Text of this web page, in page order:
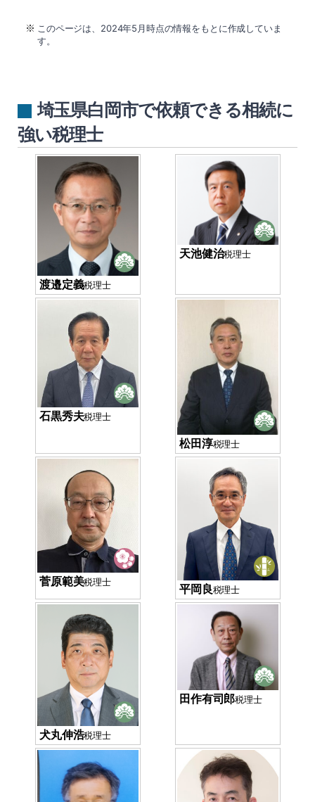
このページは、2024年5月時点の情報をもとに作成していま
す。
埼玉県白岡市で依頼できる相続に
強い税理士
渡邉定義税理士
天池健治税理士
石黒秀夫税理士
松田淳税理士
菅原範美税理士 平岡良税理士
犬丸伸浩税理士
田作有司郎税理士